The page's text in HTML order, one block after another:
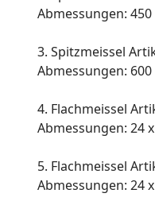
Abmessungen: 450
3. Spitzmeissel
Abmessungen:
4. Flachmeissel
Abmessungen: 24
5. Flachmeissel
Abmessungen: 24